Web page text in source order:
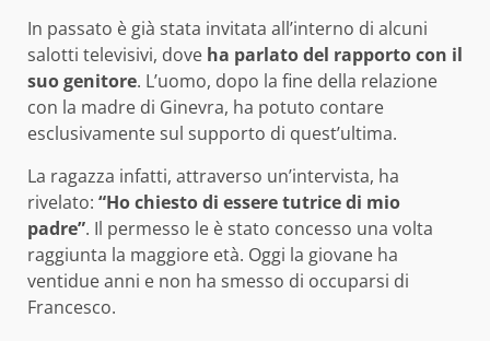
In passato è già stata invitata all’interno di alcuni
salotti televisivi, dove ha parlato del rapporto con il
suo genitore. L’uomo, dopo la fine della relazione
con la madre di Ginevra, ha potuto contare
esclusivamente sul supporto di quest’ultima.
La ragazza infatti, attraverso un’intervista, ha
rivelato: “Ho chiesto di essere tutrice di mio
padre”. Il permesso le è stato concesso una volta
raggiunta la maggiore età. Oggi la giovane ha
ventidue anni e non ha smesso di occuparsi di
Francesco.